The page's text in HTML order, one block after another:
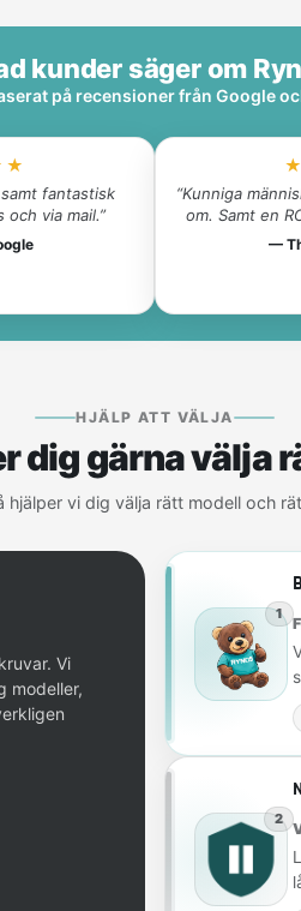
kunder säger om
på recensioner från Google
fantastisk
via mail.”
“Kunniga
om. Samt en
—
HJÄLP ATT VÄLJA
dig gärna välja
hjälper vi dig välja rätt modell och
Vi
modeller,
1
2